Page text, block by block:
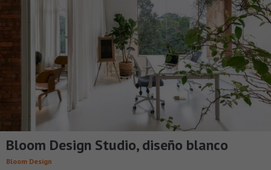
Bloom Design Studio, diseño blanco
Bloom Design